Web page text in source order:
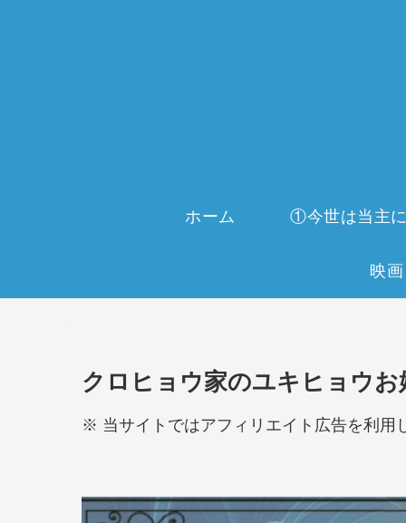
ホーム
クロヒョウ家のユキヒョウ
※ 当サイトではアフィリエイト広告を利用